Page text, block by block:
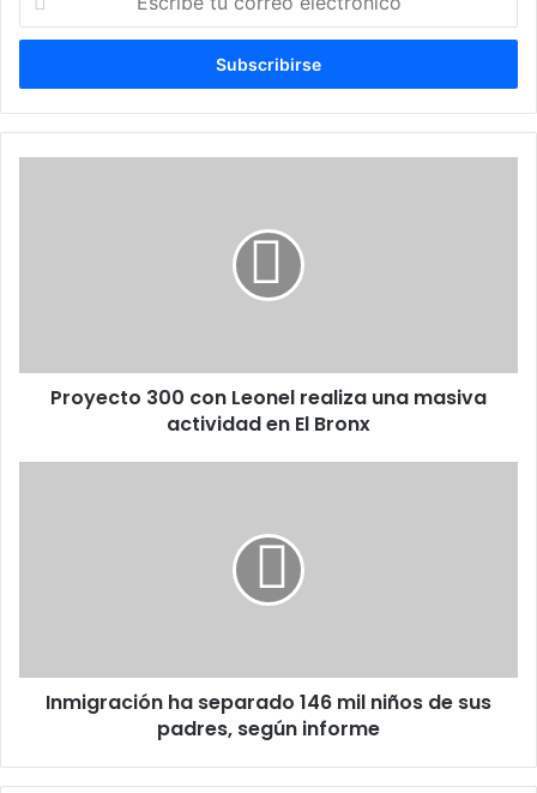
correo
en
Proyecto 300 con Leonel realiza una masiva
actividad en El Bronx
padres,
segúnInmigración ha separado 146 mil niños de sus
padres, según informe